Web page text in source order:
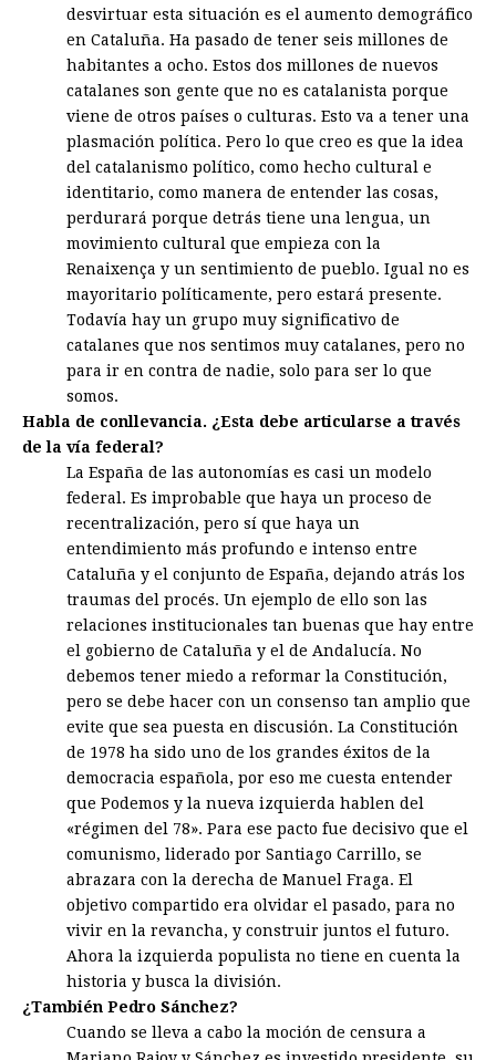
desvirtuar esta situación es el aumento demográfico
en Cataluña. Ha pasado de tener seis millones de
habitantes a ocho. Estos dos millones de nuevos
catalanes son gente que no es catalanista porque
viene de otros países o culturas. Esto va a tener una
plasmación política. Pero lo que creo es que la idea
del catalanismo político, como hecho cultural e
identitario, como manera de entender las cosas,
perdurará porque detrás tiene una lengua, un
movimiento cultural que empieza con la
Renaixença y un sentimiento de pueblo. Igual no es
mayoritario políticamente, pero estará presente.
Todavía hay un grupo muy significativo de
catalanes que nos sentimos muy catalanes, pero no
para ir en contra de nadie, solo para ser lo que
somos.
Habla de conllevancia. ¿Esta debe articularse a través
de la vía federal?
La España de las autonomías es casi un modelo
federal. Es improbable que haya un proceso de
recentralización, pero sí que haya un
entendimiento más profundo e intenso entre
Cataluña y el conjunto de España, dejando atrás los
traumas del procés. Un ejemplo de ello son las
relaciones institucionales tan buenas que hay entre
el gobierno de Cataluña y el de Andalucía. No
debemos tener miedo a reformar la Constitución,
pero se debe hacer con un consenso tan amplio que
evite que sea puesta en discusión. La Constitución
de 1978 ha sido uno de los grandes éxitos de la
democracia española, por eso me cuesta entender
que Podemos y la nueva izquierda hablen del
«régimen del 78». Para ese pacto fue decisivo que el
comunismo, liderado por Santiago Carrillo, se
abrazara con la derecha de Manuel Fraga. El
objetivo compartido era olvidar el pasado, para no
vivir en la revancha, y construir juntos el futuro.
Ahora la izquierda populista no tiene en cuenta la
historia y busca la división.
¿También Pedro Sánchez?
Cuando se lleva a cabo la moción de censura a